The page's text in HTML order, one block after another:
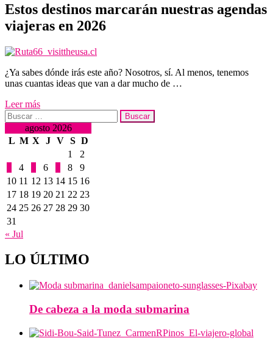
Estos destinos marcarán nuestras agendas
viajeras en 2026
¿Ya sabes dónde irás este año? Nosotros, sí. Al menos, tenemos
unas cuantas ideas que van a dar mucho de …
Leer más
Buscar:
agosto 2026
L M X J V S D
1
2
4 6 8
9
10 11 12 13 14 15 16
17 18 19 20 21 22 23
24 25 26 27 28 29 30
31
« Jul
LO ÚLTIMO
De cabeza a la moda submarina